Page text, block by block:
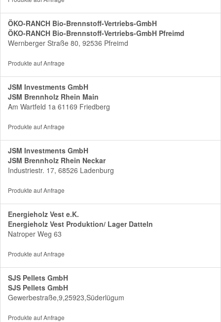
ÖKO-RANCH Bio-Brennstoff-Vertriebs-GmbH
ÖKO-RANCH Bio-Brennstoff-Vertriebs-GmbH Pfreimd
Wernberger Straße 80, 92536 Pfreimd
Produkte auf Anfrage
JSM Investments GmbH
JSM Brennholz Rhein Main
Am Wartfeld 1a 61169 Friedberg
Produkte auf Anfrage
JSM Investments GmbH
JSM Brennholz Rhein Neckar
Industriestr. 17, 68526 Ladenburg
Produkte auf Anfrage
Energieholz Vest e.K.
Energieholz Vest Produktion/ Lager Datteln
Natroper Weg 63
Produkte auf Anfrage
SJS Pellets GmbH
SJS Pellets GmbH
Gewerbestraße,9,25923,Süderlügum
Produkte auf Anfrage